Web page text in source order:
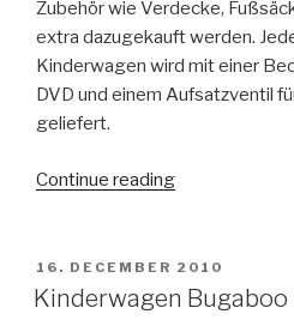
Zubehör wie Verdecke,
extra dazugekauft werden.
Kinderwagen wird mit einer
DVD und einem Aufsatzventil
geliefert.
Continue reading
leichter
Kinderwagen”
POSTED
ON
16. DECEMBER 2010
Kinderwagen Bugaboo